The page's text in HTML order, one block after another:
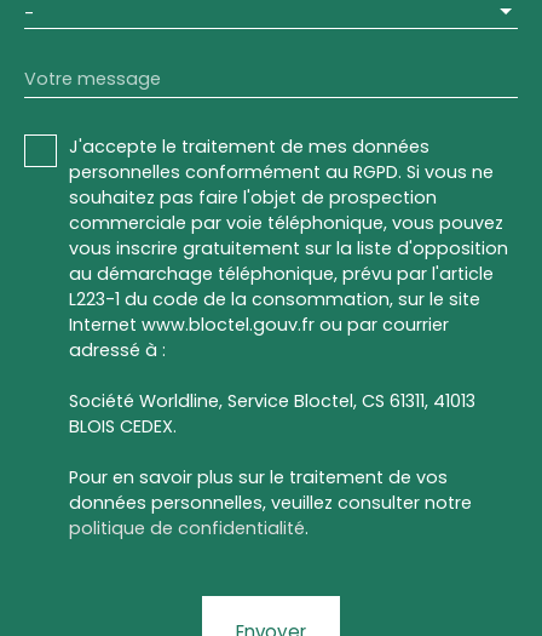
-
Votre message
J'accepte le traitement de mes données
personnelles conformément au RGPD. Si vous ne
souhaitez pas faire l'objet de prospection
commerciale par voie téléphonique, vous pouvez
vous inscrire gratuitement sur la liste d'opposition
au démarchage téléphonique, prévu par l'article
L223-1 du code de la consommation, sur le site
Internet www.bloctel.gouv.fr ou par courrier
adressé à :
Société Worldline, Service Bloctel, CS 61311, 41013
BLOIS CEDEX.
Pour en savoir plus sur le traitement de vos
données personnelles, veuillez consulter notre
politique de confidentialité.